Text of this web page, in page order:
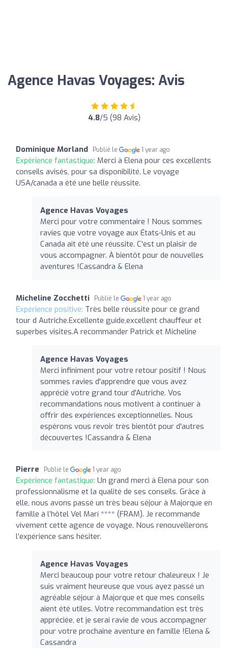
Agence Havas Voyages: Avis
4.8/5 (98 Avis)
Dominique Morland Publié le 1 year ago
Expérience fantastique: Merci à Elena pour ces excellents
conseils avisés, pour sa disponibilité. Le voyage
USA/canada a été une belle réussite.
Agence Havas Voyages
Merci pour votre commentaire ! Nous sommes
ravies que votre voyage aux États-Unis et au
Canada ait été une réussite. C'est un plaisir de
vous accompagner. À bientôt pour de nouvelles
aventures !Cassandra & Elena
Micheline Zocchetti Publié le 1 year ago
Expérience positive: Très belle réussite pour ce grand
tour d Autriche.Excellente guide,excellent chauffeur et
superbes visites.A recommander Patrick et Micheline
Agence Havas Voyages
Merci infiniment pour votre retour positif ! Nous
sommes ravies d'apprendre que vous avez
apprécié votre grand tour d'Autriche. Vos
recommandations nous motivent à continuer à
offrir des expériences exceptionnelles. Nous
espérons vous revoir très bientôt pour d'autres
découvertes !Cassandra & Elena
Pierre Publié le 1 year ago
Expérience fantastique: Un grand merci à Elena pour son
professionnalisme et la qualité de ses conseils. Grâce à
elle, nous avons passé un très beau séjour à Majorque en
famille à l’hôtel Vel Marí **** (FRAM). Je recommande
vivement cette agence de voyage. Nous renouvellerons
l’expérience sans hésiter.
Agence Havas Voyages
Merci beaucoup pour votre retour chaleureux ! Je
suis vraiment heureuse que vous ayez passé un
agréable séjour à Majorque et que mes conseils
aient été utiles. Votre recommandation est très
appréciée, et je serai ravie de vous accompagner
pour votre prochaine aventure en famille !Elena &
Cassandra